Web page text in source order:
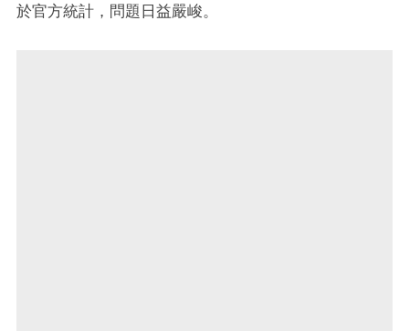
於官方統計，問題日益嚴峻。